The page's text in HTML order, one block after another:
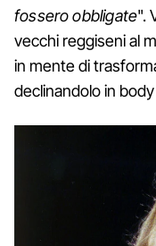
fossero obbligate".
vecchi reggiseni al
in mente di
declinandolo in